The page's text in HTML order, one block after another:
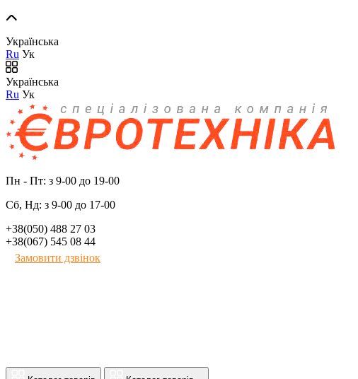
Українська
Ru Ук
Українська
Ru Ук
Пн - Пт: з 9-00 до 19-00
Сб, Нд: з 9-00 до 17-00
+38(050) 488 27 03
+38(067) 545 08 44
Замовити дзвінок